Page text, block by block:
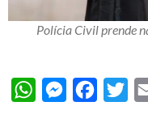
Polícia Civil prende
WhatsAppMessenger